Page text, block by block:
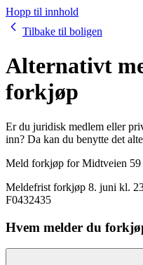
Hopp til innhold
Tilbake til boligen
Alternativt
forkjøp
Er du juridisk medlem eller
inn? Da kan du benytte det
Meld forkjøp forMidtveien 59
Meldefrist forkjøp 8. juni kl.
F0432435
Hvem melder du